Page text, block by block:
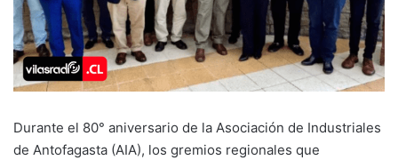
Durante el 80° aniversario de la Asociación de Industriales
de Antofagasta (AIA), los gremios regionales que